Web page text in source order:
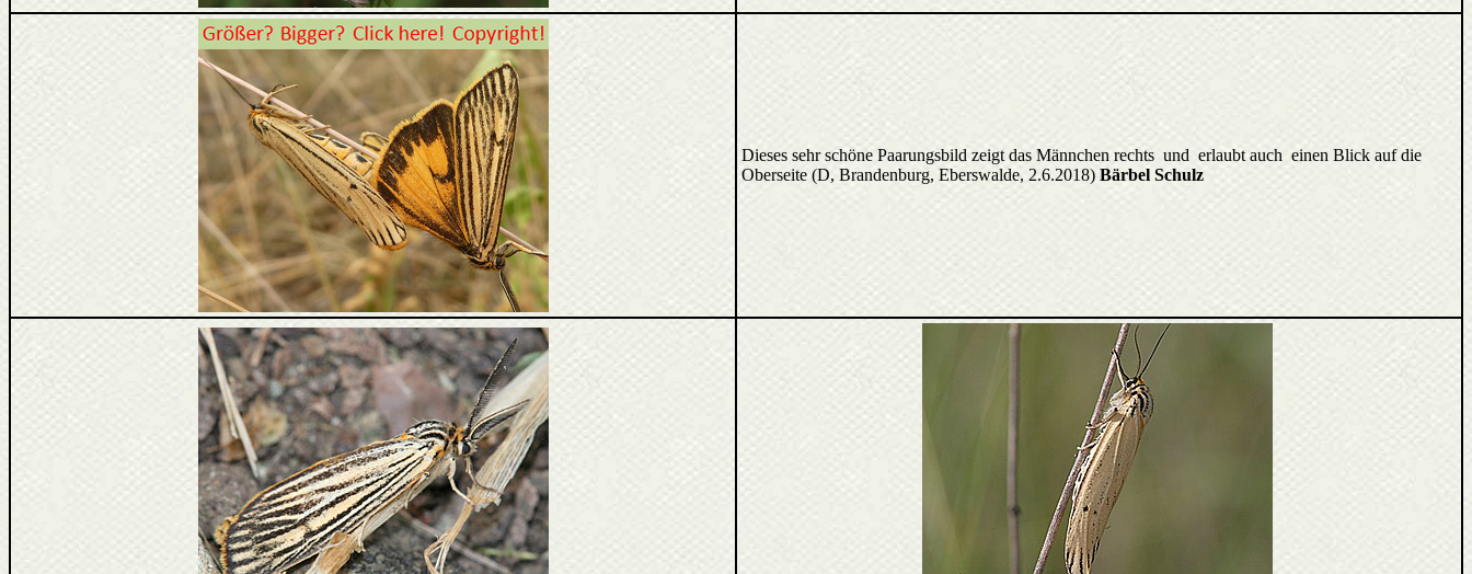
Dieses sehr schöne Paarungsbild zeigt das Männchen rechts und erlaubt auch einen Blick auf die
Oberseite (D, Brandenburg, Eberswalde, 2.6.2018) Bärbel Schulz